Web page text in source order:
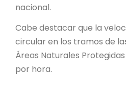
nacional.
Cabe destacar que la
circular en los tramos de
Áreas Naturales
por hora.